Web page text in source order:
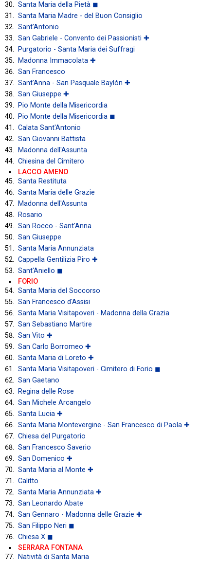
Santa Maria della Pietà ◼
Santa Maria Madre - del Buon Consiglio
Sant'Antonio
San Gabriele - Convento dei Passionisti ✚
Purgatorio - Santa Maria dei Suffragi
Madonna Immacolata ✚
San Francesco
Sant'Anna - San Pasquale Baylón ✚
San Giuseppe ✚
Pio Monte della Misericordia
Pio Monte della Misericordia ◼
Calata Sant'Antonio
San Giovanni Battista
Madonna dell'Assunta
Chiesina del Cimitero
LACCO AMENO
Santa Restituta
Santa Maria delle Grazie
Madonna dell'Assunta
Rosario
San Rocco - Sant'Anna
San Giuseppe
Santa Maria Annunziata
Cappella Gentilizia Piro ✚
Sant'Aniello ◼
FORIO
Santa Maria del Soccorso
San Francesco d'Assisi
Santa Maria Visitapoveri - Madonna della Grazia
San Sebastiano Martire
San Vito ✚
San Carlo Borromeo ✚
Santa Maria di Loreto ✚
Santa Maria Visitapoveri - Cimitero di Forio ◼
San Gaetano
Regina delle Rose
San Michele Arcangelo
Santa Lucia ✚
Santa Maria Montevergine - San Francesco di Paola ✚
Chiesa del Purgatorio
San Francesco Saverio
San Domenico ✚
Santa Maria al Monte ✚
Calitto
Santa Maria Annunziata ✚
San Leonardo Abate
San Gennaro - Madonna delle Grazie ✚
San Filippo Neri ◼
Chiesa X ◼
SERRARA FONTANA
Natività di Santa Maria